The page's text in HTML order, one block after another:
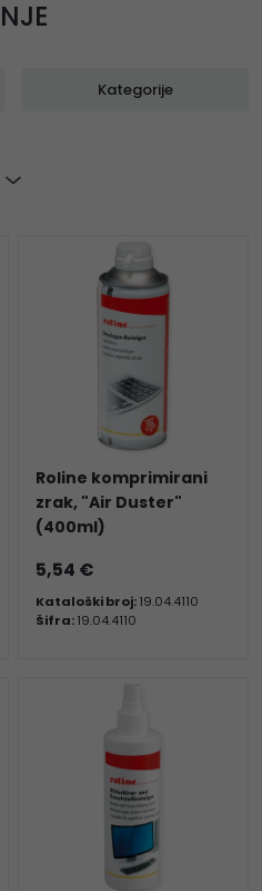
Kategorije
Roline komprimirani
zrak, "Air Duster"
(400ml)
5,54 €
Kataloški broj:19.04.4110
Šifra:19.04.4110